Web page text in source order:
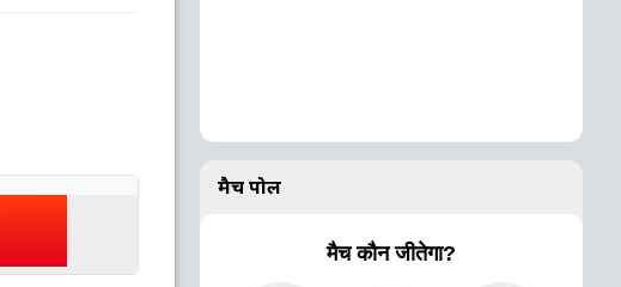
मैच पोल
मैच कौन जीतेगा?